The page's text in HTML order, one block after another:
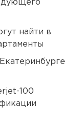
найти в
100